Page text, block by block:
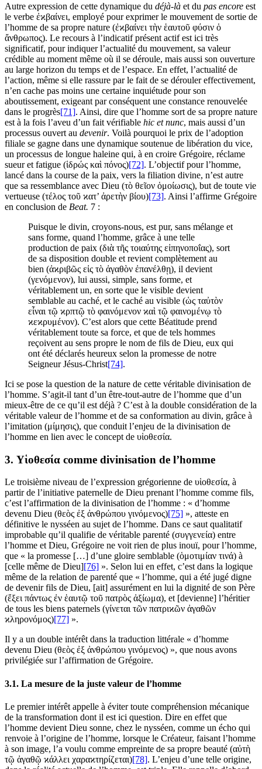
Autre expression de cette dynamique du déjà-là et du pas encore est
le verbe ἐϰβαίνει, employé pour exprimer le mouvement de sortie de
l’homme de sa propre nature (ἐϰβαίνει τὴν ἑαυτοῦ φύσιν ὁ
ἄνθρωπος). Le recours à l’indicatif présent actif est ici très
significatif, pour indiquer l’actualité du mouvement, sa valeur
crédible au moment même où il se déroule, mais aussi son ouverture
au large horizon du temps et de l’espace. En effet, l’actualité de
l’action, même si elle rassure par le fait de se dérouler effectivement,
n’en cache pas moins une certaine inquiétude pour son
aboutissement, exigeant par conséquent une constance renouvelée
dans le progrès[71]. Ainsi, dire que l’homme sort de sa propre nature
est à la fois l’aveu d’un fait vérifiable hic et nunc, mais aussi d’un
processus ouvert au devenir. Voilà pourquoi le prix de l’adoption
filiale se gagne dans une dynamique soutenue de libération du vice,
un processus de longue haleine qui, à en croire Grégoire, réclame
sueur et fatigue (ἱδρώς καὶ πόνος)[72]. L’objectif pour l’homme,
lancé dans la course de la paix, vers la filiation divine, n’est autre
que sa ressemblance avec Dieu (τὸ θεῖον ὁμοίωσις), but de toute vie
vertueuse (τέλος τοῦ ϰατ’ ἀρετὴν βίου)[73]. Ainsi l’affirme Grégoire
en conclusion de Beat. 7 :
Puisque le divin, croyons-nous, est pur, sans mélange et
sans forme, quand l’homme, grâce à une telle
production de paix (διὰ τῆς τοιαύτης εἰπηνοποΐας), sort
de sa disposition double et revient complètement au
bien (ἀϰριβῶς εἰς τὸ ἀγαθὸν ἐπανέλθῃ), il devient
(γενόμενον), lui aussi, simple, sans forme, et
véritablement un, en sorte que le visible devient
semblable au caché, et le caché au visible (ὡς ταὐτὸν
εἶναι τῷ ϰρπτῷ τὸ φαινόμενον ϰαὶ τῷ φαινομένῳ τὸ
ϰεϰρυμένον). C’est alors que cette Béatitude prend
véritablement toute sa force, et que de tels hommes
reçoivent au sens propre le nom de fils de Dieu, eux qui
ont été déclarés heureux selon la promesse de notre
Seigneur Jésus-Christ[74].
Ici se pose la question de la nature de cette véritable divinisation de
l’homme. S’agit-il tant d’un être-tout-autre de l’homme que d’un
mieux-être de ce qu’il est déjà ? C’est à la double considération de la
véritable valeur de l’homme et de sa conformation au divin, grâce à
l’imitation (μίμησις), que conduit l’enjeu de la divinisation de
l’homme en lien avec le concept de υἱοθεσία.
3. Υἱοθεσία comme divinisation de l’homme
Le troisième niveau de l’expression grégorienne de υἱοθεσία, à
partir de l’initiative paternelle de Dieu prenant l’homme comme fils,
c’est l’affirmation de la divinisation de l’homme : « d’homme
devenu Dieu (θεὸς ἐξ ἀνθρώπου γινόμενος)[75] », atteste en
définitive le nysséen au sujet de l’homme. Dans ce saut qualitatif
improbable qu’il qualifie de véritable parenté (συγγενεία) entre
l’homme et Dieu, Grégoire ne voit rien de plus inouï, pour l’homme,
que « la promesse […] d’une gloire semblable (ὁμοτιμίαν τινά) à
[celle même de Dieu][76] ». Selon lui en effet, c’est dans la logique
même de la relation de parenté que « l’homme, qui a été jugé digne
de devenir fils de Dieu, [ait] assurément en lui la dignité de son Père
(ἔξει πάντως ἐν ἑαυτῷ τοῦ πατρὸς ἀξίωμα), et [devienne] l’héritier
de tous les biens paternels (γίνεται τῶν πατριϰῶν ἀγαθῶν
ϰληρονόμος)[77] ».
Il y a un double intérêt dans la traduction littérale « d’homme
devenu Dieu (θεὸς ἐξ ἀνθρώπου γινόμενος) », que nous avons
privilégiée sur l’affirmation de Grégoire.
3.1. La mesure de la juste valeur de l’homme
Le premier intérêt appelle à éviter toute compréhension mécanique
de la transformation dont il est ici question. Dire en effet que
l’homme devient Dieu sonne, chez le nysséen, comme un écho qui
renvoie à l’origine de l’homme, lorsque le Créateur, faisant l’homme
à son image, l’a voulu comme empreinte de sa propre beauté (αὐτὴ
τῷ ἀγαθῷ ϰάλλει χαραϰτηρίζεται)[78]. L’enjeu d’une telle origine,